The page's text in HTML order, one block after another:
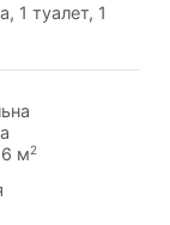
1 туалет, 1
м2